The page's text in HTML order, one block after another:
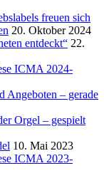
freuen sich
20. Oktober 2024
entdeckt“ 22.
ICMA 2024-
Angeboten – gerade
Orgel – gespielt
10. Mai 2023
ICMA 2023-